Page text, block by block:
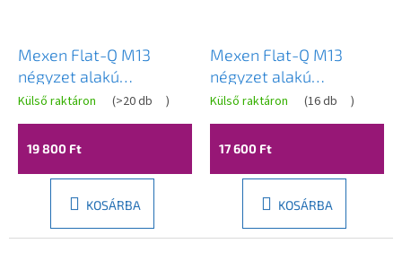
Mexen Flat-Q M13
négyzet alakú
padlólefolyó 25 x 25
cm, szálcsiszolt acél -
1710025
Külső raktáron (>20 db )
19 800 Ft
KOSÁRBA
Mexen Flat-Q M13
négyzet alakú
padlólefolyó 25 x 25
cm, szálcsiszolt acél -
1010025
Külső raktáron (16 db )
17 600 Ft
KOSÁRBA